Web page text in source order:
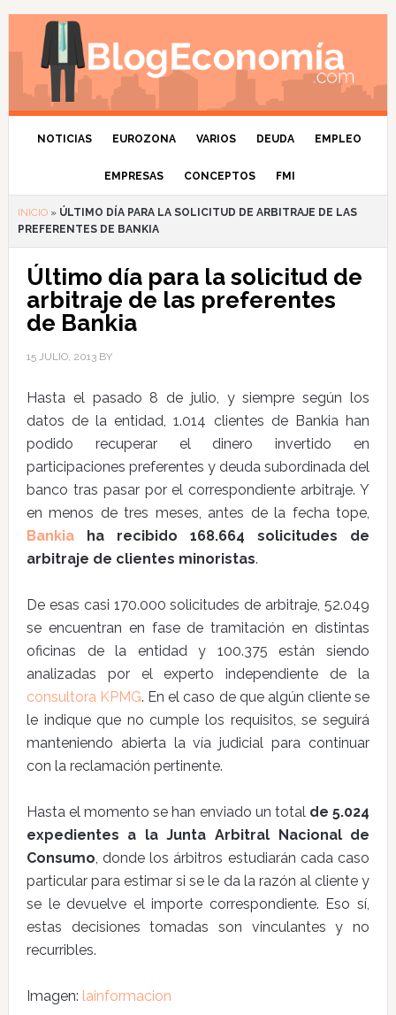
NOTICIAS EUROZONA VARIOS DEUDA EMPLEO
EMPRESAS CONCEPTOS FMI
INICIO» ÚLTIMO DÍA PARA LA SOLICITUD DE ARBITRAJE DE LAS
PREFERENTES DE BANKIA
Último día para la solicitud de
arbitraje de las preferentes
de Bankia
15 JULIO, 2013BY
Hasta el pasado 8 de julio, y siempre según los
datos de la entidad, 1.014 clientes de Bankia han
podido recuperar el dinero invertido en
participaciones preferentes y deuda subordinada del
banco tras pasar por el correspondiente arbitraje. Y
en menos de tres meses, antes de la fecha tope,
Bankiaha recibido 168.664 solicitudes de
arbitraje de clientes minoristas.
De esas casi 170.000 solicitudes de arbitraje, 52.049
se encuentran en fase de tramitación en distintas
oficinas de la entidad y 100.375 están siendo
analizadas por el experto independiente de la
consultora KPMG. En el caso de que algún cliente se
le indique que no cumple los requisitos, se seguirá
manteniendo abierta la vía judicial para continuar
con la reclamación pertinente.
Hasta el momento se han enviado un total de 5.024
expedientes a la Junta Arbitral Nacional de
Consumo, donde los árbitros estudiarán cada caso
particular para estimar si se le da la razón al cliente y
se le devuelve el importe correspondiente. Eso sí,
estas decisiones tomadas son vinculantes y no
recurribles.
Imagen: lainformacion